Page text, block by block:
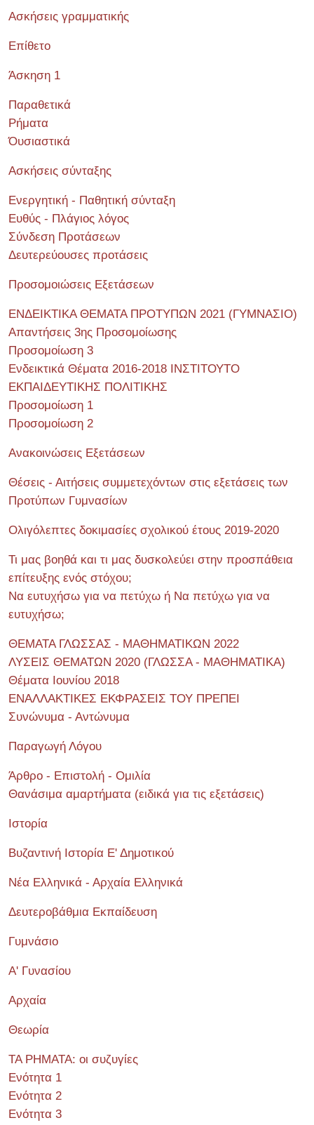
Ασκήσεις γραμματικής
Επίθετο
Άσκηση 1
Παραθετικά
Ρήματα
Όυσιαστικά
Ασκήσεις σύνταξης
Ενεργητική - Παθητική σύνταξη
Ευθύς - Πλάγιος λόγος
Σύνδεση Προτάσεων
Δευτερεύουσες προτάσεις
Προσομοιώσεις Εξετάσεων
ΕΝΔΕΙΚΤΙΚΑ ΘΕΜΑΤΑ ΠΡΟΤΥΠΩΝ 2021 (ΓΥΜΝΑΣΙΟ)
Απαντήσεις 3ης Προσομοίωσης
Προσομοίωση 3
Ενδεικτικά Θέματα 2016-2018 ΙΝΣΤΙΤΟΥΤΟ
ΕΚΠΑΙΔΕΥΤΙΚΗΣ ΠΟΛΙΤΙΚΗΣ
Προσομοίωση 1
Προσομοίωση 2
Ανακοινώσεις Εξετάσεων
Θέσεις - Αιτήσεις συμμετεχόντων στις εξετάσεις των
Προτύπων Γυμνασίων
Ολιγόλεπτες δοκιμασίες σχολικού έτους 2019-2020
Τι μας βοηθά και τι μας δυσκολεύει στην προσπάθεια
επίτευξης ενός στόχου;
Να ευτυχήσω για να πετύχω ή Να πετύχω για να
ευτυχήσω;
ΘΕΜΑΤΑ ΓΛΩΣΣΑΣ - ΜΑΘΗΜΑΤΙΚΩΝ 2022
ΛΥΣΕΙΣ ΘΕΜΑΤΩΝ 2020 (ΓΛΩΣΣΑ - ΜΑΘΗΜΑΤΙΚΑ)
Θέματα Ιουνίου 2018
ΕΝΑΛΛΑΚΤΙΚΕΣ ΕΚΦΡΑΣΕΙΣ ΤΟΥ ΠΡΕΠΕΙ
Συνώνυμα - Αντώνυμα
Παραγωγή Λόγου
Άρθρο - Επιστολή - Ομιλία
Θανάσιμα αμαρτήματα (ειδικά για τις εξετάσεις)
Ιστορία
Βυζαντινή Ιστορία Ε' Δημοτικού
Νέα Ελληνικά - Αρχαία Ελληνικά
Δευτεροβάθμια Εκπαίδευση
Γυμνάσιο
Α' Γυνασίου
Αρχαία
Θεωρία
ΤΑ ΡΗΜΑΤΑ: οι συζυγίες
Ενότητα 1
Ενότητα 2
Ενότητα 3